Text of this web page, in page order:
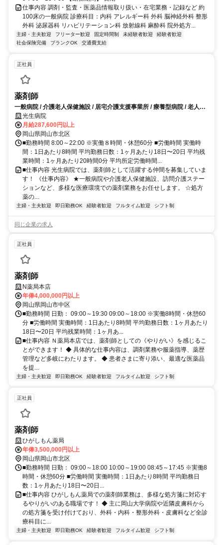
仕事内容 調剤・監査・医薬品情報取り扱い・在宅業務・記録など 約
100床の一般病院 診療科目：内科 アレルギー科 外科 脳神経外科 整形
外科 泌尿器科 リハビリテーション科 放射線科 麻酔科 院外処方...
主婦・主夫歓迎 フリーター歓迎 固定時間制 未経験者歓迎
経験者歓迎
社会保険完備
ブランクOK 交通費支給
正社員
薬剤師
一般病院 / 介護老人保健施設 / 居宅介護支援事業所 / 療養型病院 / 老人デ
イサービスセンター / 訪問介護ステーション / 通所リハビリテーションで
の薬剤師の業務全般となります！
光生病院
月給287,600円以上
岡山県岡山市北区
■勤務時間 8:00～22:00 ※実働８時間・休憩60分 ■労働時間 実働時
間：1日あたり8時間 平均勤務日数：1ヶ月あたり18日〜20日 平均残
業時間：1ヶ月あたり20時間0分 平均所定労働時間...
■仕事内容 光生病院では、薬剤師として活躍する仲間を募集していま
す！ 《仕事内容》 ★一般病院や介護老人保健施設、訪問介護ステー
ションなど、多様な医療環境での薬剤業務をお任せします。 ☆処方
薬の...
主婦・主夫歓迎 即日勤務OK 経験者歓迎 フルタイム歓迎 シフト制
同じ企業の求人
正社員
薬剤師
N薬局本店
年俸4,000,000円以上
岡山県岡山市中区
■勤務時間 日勤： 09:00～19:30 09:00～18:00 ※実働8時間・休憩60
分 ■労働時間 実働時間：1日あたり8時間 平均勤務日数：1ヶ月あたり
18日〜20日 平均残業時間：1ヶ月あ...
■仕事内容 Ｎ薬局本店では、薬剤師としての《やりがい》を感じるこ
とができます！ ◆ 具体的な仕事内容は、調剤業務や服薬指導、薬歴
管理など多岐にわたります。 ◆ 患者さまに寄り添い、最適な医薬品
を提...
主婦・主夫歓迎 即日勤務OK 経験者歓迎 フルタイム歓迎 シフト制
正社員
薬剤師
ひがしもん薬局
年俸3,500,000円以上
岡山県岡山市北区
■勤務時間 日勤： 09:00～18:00 10:00～19:00 08:45～17:45 ※実働8
時間・休憩60分 ■労働時間 実働時間：1日あたり8時間 平均勤務日
数：1ヶ月あたり18日〜20日...
■仕事内容 ひがしもん薬局での薬剤師業務は、多様な処方箋に対応す
るやりがいのある職場です！ ◆ 主に岡山大学病院や近隣皮膚科から
の処方箋を受け付けており、外科・内科・整形外科・皮膚科など全診
療科目に...
主婦・主夫歓迎 即日勤務OK 経験者歓迎 フルタイム歓迎 シフト制